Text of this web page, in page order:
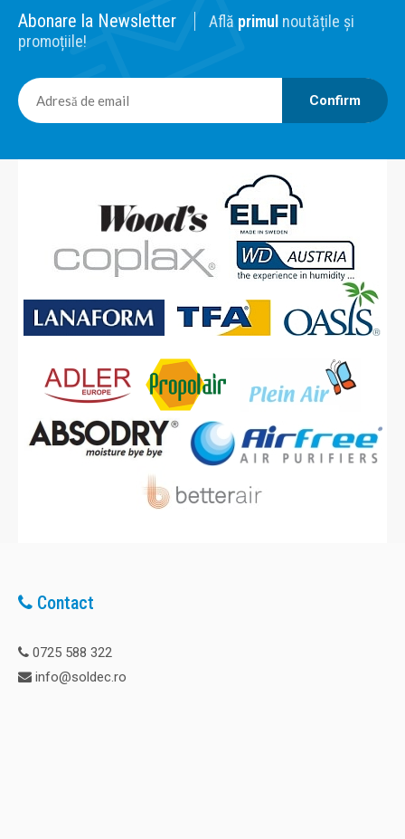
Abonare la Newsletter Află primul noutățile și
promoțiile!
Confirm
Contact
0725 588 322
info@soldec.ro